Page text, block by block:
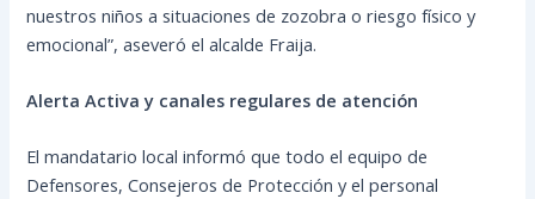
nuestros niños a situaciones de zozobra o riesgo físico y
emocional”, aseveró el alcalde Fraija.
Alerta Activa y canales regulares de atención
El mandatario local informó que todo el equipo de
Defensores, Consejeros de Protección y el personal